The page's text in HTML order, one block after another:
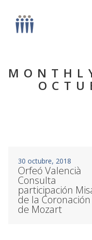
30 octubre, 2018
Orfeó Valencià
Consulta
participación
de la Coronación
de Mozart